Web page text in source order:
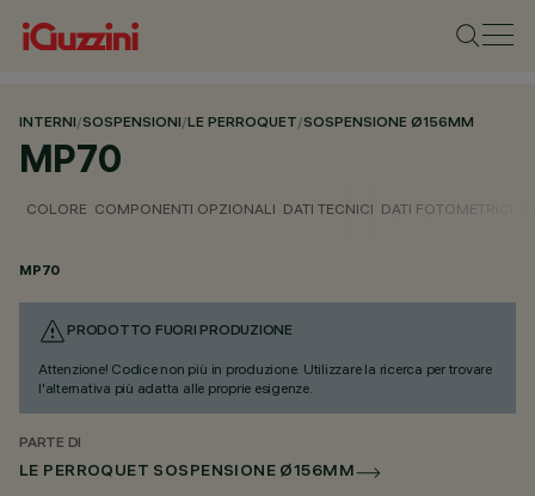
INTERNI/SOSPENSIONI/LE PERROQUET/SOSPENSIONE Ø156MM
MP70
COLORE COMPONENTI OPZIONALI DATI TECNICI DATI FOTOMETRICI
MP70
PRODOTTO FUORI PRODUZIONE
Attenzione! Codice non più in produzione. Utilizzare la ricerca per trovare
l'alternativa più adatta alle proprie esigenze.
PARTE DI
LE PERROQUET SOSPENSIONE Ø156MM